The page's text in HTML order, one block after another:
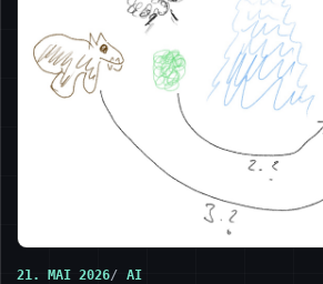
21. MAI 2026 AI